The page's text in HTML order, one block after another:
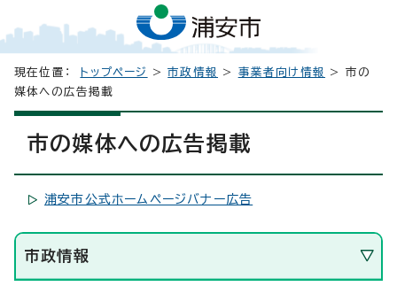
現在位置： トップページ >市政情報 > 事業者向け情報
> 市の
媒体への広告掲載
市の媒体への広告掲載
浦安市公式ホームページバナー広告
市政情報